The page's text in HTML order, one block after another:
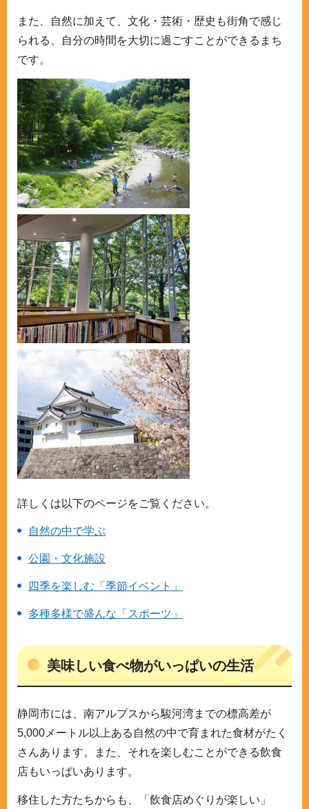
また、自然に加えて、文化・芸術・歴史も街角で感じ
られる、自分の時間を大切に過ごすことができるまち
です。
詳しくは以下のページをご覧ください。
自然の中で学ぶ
公園・文化施設
四季を楽しむ「季節イベント」
多種多様で盛んな「スポーツ」
美味しい食べ物がいっぱいの生活
静岡市には、南アルプスから駿河湾までの標高差が
5,000メートル以上ある自然の中で育まれた食材がたく
さんあります。また、それを楽しむことができる飲食
店もいっぱいあります。
移住した方たちからも、「飲食店めぐりが楽しい」